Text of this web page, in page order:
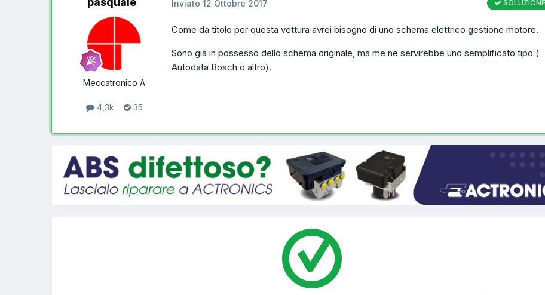
Meccatronico A
4,3k 35
SOLUZIONE
Inviato 12 Ottobre 2017
Come da titolo per questa vettura avrei bisogno di uno schema elettrico gestione motore.
Sono già in possesso dello schema originale, ma me ne servirebbe uno semplificato tipo (
Autodata Bosch o altro).